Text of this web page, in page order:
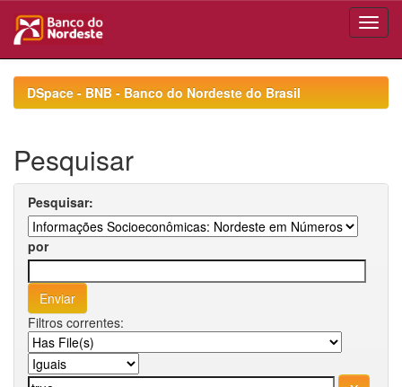
navigationDSpace - BNB - Banco do Nordeste do Brasil
Pesquisar
Pesquisar:
por
Filtros correntes: